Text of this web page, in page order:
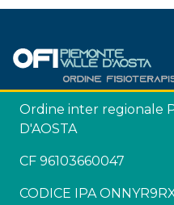
Ordine inter regionale
D'AOSTA
CF 96103660047
CODICE IPA